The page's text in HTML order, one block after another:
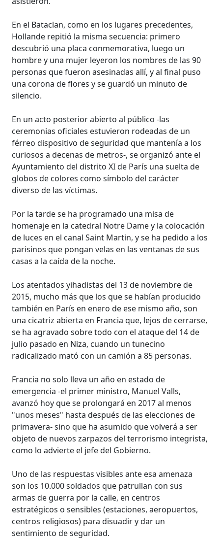
En el Bataclan, como en los lugares precedentes,
Hollande repitió la misma secuencia: primero
descubrió una placa conmemorativa, luego un
hombre y una mujer leyeron los nombres de las 90
personas que fueron asesinadas allí, y al final puso
una corona de flores y se guardó un minuto de
silencio.
En un acto posterior abierto al público -las
ceremonias oficiales estuvieron rodeadas de un
férreo dispositivo de seguridad que mantenía a los
curiosos a decenas de metros-, se organizó ante el
Ayuntamiento del distrito XI de París una suelta de
globos de colores como símbolo del carácter
diverso de las víctimas.
Por la tarde se ha programado una misa de
homenaje en la catedral Notre Dame y la colocación
de luces en el canal Saint Martin, y se ha pedido a los
parisinos que pongan velas en las ventanas de sus
casas a la caída de la noche.
Los atentados yihadistas del 13 de noviembre de
2015, mucho más que los que se habían producido
también en París en enero de ese mismo año, son
una cicatriz abierta en Francia que, lejos de cerrarse,
se ha agravado sobre todo con el ataque del 14 de
julio pasado en Niza, cuando un tunecino
radicalizado mató con un camión a 85 personas.
Francia no solo lleva un año en estado de
emergencia -el primer ministro, Manuel Valls,
avanzó hoy que se prolongará en 2017 al menos
"unos meses" hasta después de las elecciones de
primavera- sino que ha asumido que volverá a ser
objeto de nuevos zarpazos del terrorismo integrista,
como lo advierte el jefe del Gobierno.
Uno de las respuestas visibles ante esa amenaza
son los 10.000 soldados que patrullan con sus
armas de guerra por la calle, en centros
estratégicos o sensibles (estaciones, aeropuertos,
centros religiosos) para disuadir y dar un
sentimiento de seguridad.